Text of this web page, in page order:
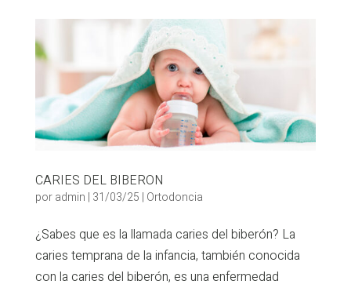
CARIES DEL BIBERON
poradmin | 31/03/25 | Ortodoncia
¿Sabes que es la llamada caries del biberón? La
caries temprana de la infancia, también conocida
con la caries del biberón, es una enfermedad